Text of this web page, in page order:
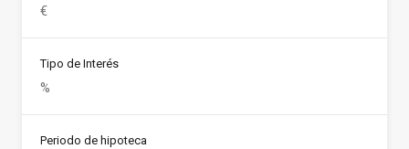
Tipo de Interés
Periodo de hipoteca